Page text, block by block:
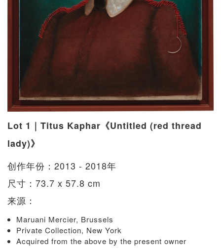
Lot 1｜Titus Kaphar《Untitled (red thread
lady)》
创作年份：2013 - 2018年
尺寸：73.7 x 57.8 cm
来源：
Maruani Mercier, Brussels
Private Collection, New York
Acquired from the above by the present owner